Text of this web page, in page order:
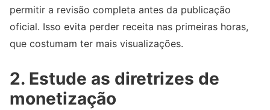
permitir a revisão completa antes da publicação
oficial. Isso evita perder receita nas primeiras horas,
que costumam ter mais visualizações.
2. Estude as diretrizes de
monetização